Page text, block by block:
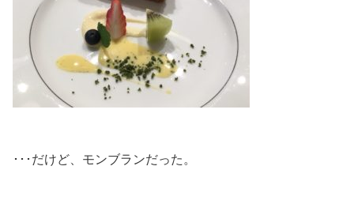
･･･だけど、モンブランだった。